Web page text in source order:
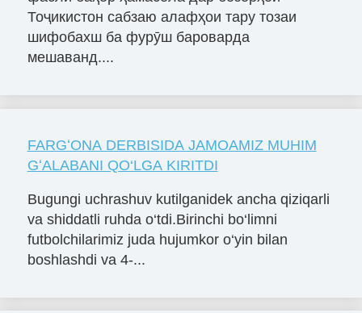
Тоҷикистон сабзаю алафҳои тару тозаи
шифобахш ба фурӯш бароварда
мешаванд....
FARGʻONA DERBISIDA JAMOAMIZ MUHIM
GʻALABANI QO‘LGA KIRITDI
Bugungi uchrashuv kutilganidek ancha qiziqarli
va shiddatli ruhda o‘tdi.Birinchi bo‘limni
futbolchilarimiz juda hujumkor o‘yin bilan
boshlashdi va 4-...